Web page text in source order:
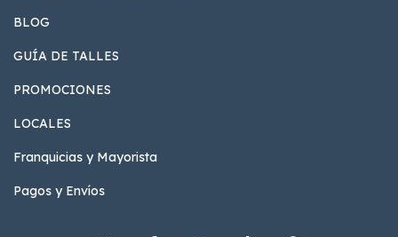
BLOG
GUÍA DE TALLES
PROMOCIONES
LOCALES
Franquicias y Mayorista
Pagos y Envíos